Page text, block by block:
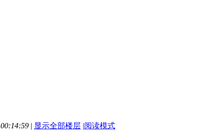
| 显示全部楼层 |阅读模式